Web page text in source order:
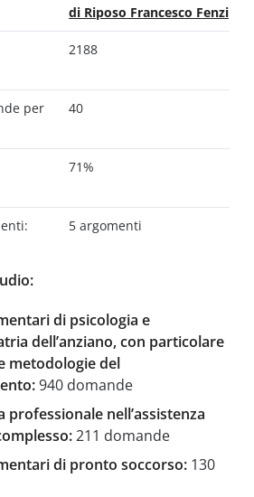
di Riposo Francesco Fenzi
2188
per
40
71%
5 argomenti
di psicologia e
dell’anziano, con particolare
metodologie del
940 domande
professionale nell’assistenza
211 domande
di pronto soccorso: 130